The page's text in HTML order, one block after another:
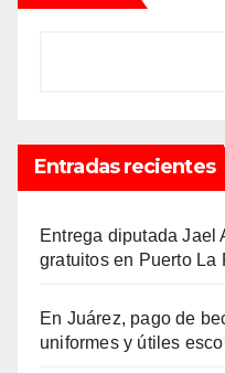
Entradas recientes
Entrega diputada Jael
gratuitos en Puerto La
En Juárez, pago de
uniformes y útiles